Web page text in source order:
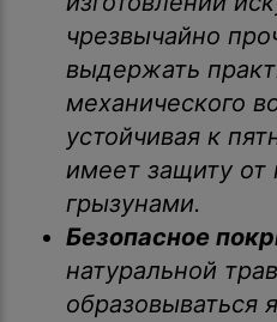
чрезвычайно
выдержать
механического
устойчивая к
имеет защиту от
грызунами.
Безопасное
натуральной
образовываться